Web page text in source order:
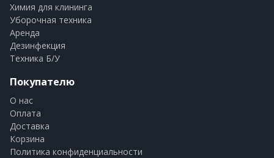
Химия для клининга
Уборочная техника
Аренда
Дезинфекция
Техника Б/У
Покупателю
О нас
Оплата
Доставка
Корзина
Политика конфиденциальности